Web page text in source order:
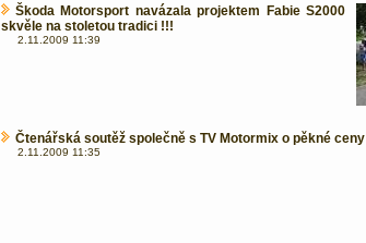
Škoda Motorsport navázala projektem Fabie S2000
skvěle na stoletou tradici !!!
2.11.2009 11:39
Čtenářská soutěž společně s TV Motormix o pěkné ceny
2.11.2009 11:35